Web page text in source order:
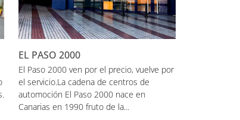
EL PASO 2000
El Paso 2000 ven por el precio, vuelve por
el servicio.La cadena de centros de
automoción El Paso 2000 nace en
Canarias en 1990 fruto de la...